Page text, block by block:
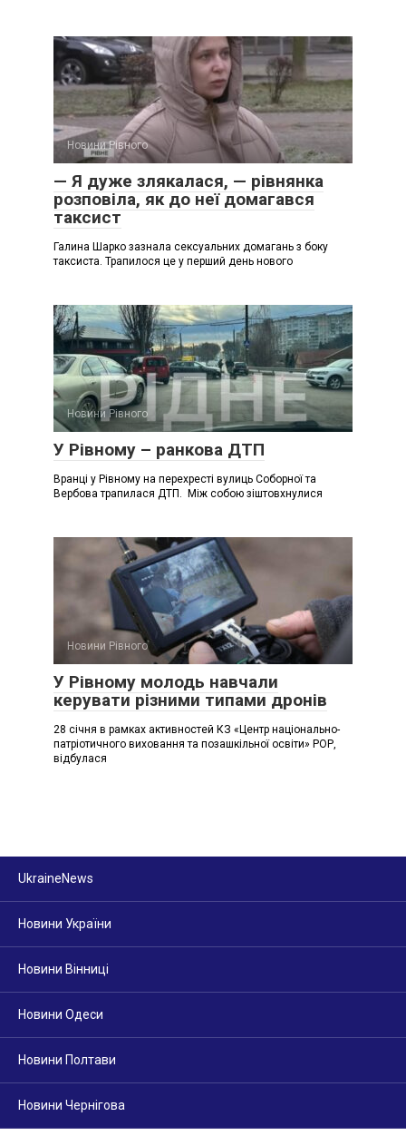
Новини Рівного
— Я дуже злякалася, — рівнянка
розповіла, як до неї домагався
таксист
Галина Шарко зазнала сексуальних домагань з боку
таксиста. Трапилося це у перший день нового
Новини Рівного
У Рівному – ранкова ДТП
Вранці у Рівному на перехресті вулиць Соборної та
Вербова трапилася ДТП. Між собою зіштовхнулися
Новини Рівного
У Рівному молодь навчали
керувати різними типами дронів
28 січня в рамках активностей КЗ «Центр національно-
патріотичного виховання та позашкільної освіти» РОР,
відбулася
UkraineNews
Новини України
Новини Вінниці
Новини Одеси
Новини Полтави
Новини Чернігова